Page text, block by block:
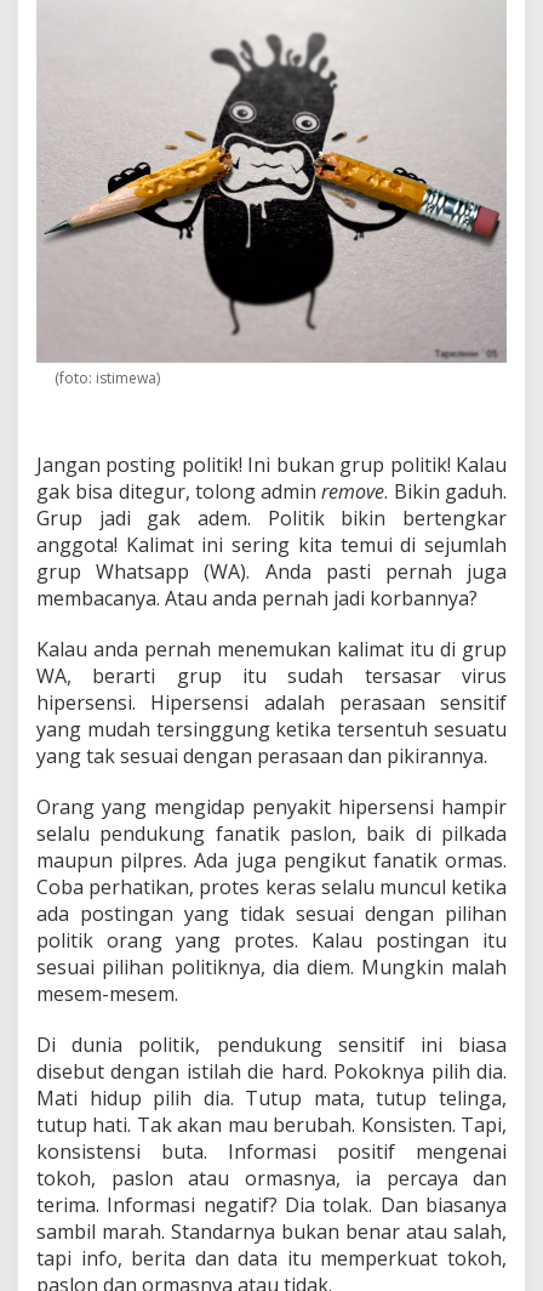
H
s
e
n
s
!
(foto: istimewa)
Jangan posting politik! Ini bukan grup politik! Kalau
gak bisa ditegur, tolong adminremove. Bikin gaduh.
Grup jadi gak adem. Politik bikin bertengkar
anggota! Kalimat ini sering kita temui di sejumlah
grup Whatsapp (WA). Anda pasti pernah juga
membacanya. Atau anda pernah jadi korbannya?
Kalau anda pernah menemukan kalimat itu di grup
WA, berarti grup itu sudah tersasar virus
hipersensi. Hipersensi adalah perasaan sensitif
yang mudah tersinggung ketika tersentuh sesuatu
yang tak sesuai dengan perasaan dan pikirannya.
Orang yang mengidap penyakit hipersensi hampir
selalu pendukung fanatik paslon, baik di pilkada
maupun pilpres. Ada juga pengikut fanatik ormas.
Coba perhatikan, protes keras selalu muncul ketika
ada postingan yang tidak sesuai dengan pilihan
politik orang yang protes. Kalau postingan itu
sesuai pilihan politiknya, dia diem. Mungkin malah
mesem-mesem.
Di dunia politik, pendukung sensitif ini biasa
disebut dengan istilah die hard. Pokoknya pilih dia.
Mati hidup pilih dia. Tutup mata, tutup telinga,
tutup hati. Tak akan mau berubah. Konsisten. Tapi,
konsistensi buta. Informasi positif mengenai
tokoh, paslon atau ormasnya, ia percaya dan
terima. Informasi negatif? Dia tolak. Dan biasanya
sambil marah. Standarnya bukan benar atau salah,
tapi info, berita dan data itu memperkuat tokoh,
paslon dan ormasnya atau tidak.